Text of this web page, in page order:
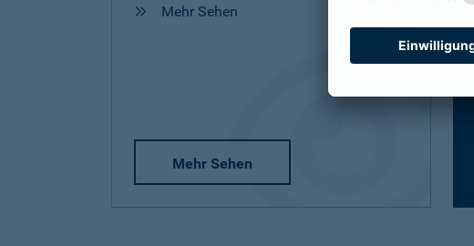
Mehr Sehen
Mehr Sehen